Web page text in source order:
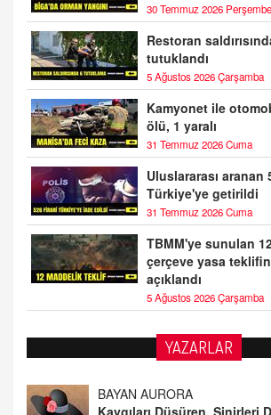
30 Temmuz 2026 Perşembe
Restoran
tutuklandı
5 Ağustos 2026 Çarşamba
Kamyonet ile
ölü, 1 yaralı
31 Temmuz 2026 Cuma
Uluslararası aranan
Türkiye'ye getirildi
31 Temmuz 2026 Cuma
TBMM'ye sunulan
çerçeve yasa
açıklandı
5 Ağustos 2026 Çarşamba
YAZARLAR
BAYAN AURORA
Kaygıları Düşüren, Sinirleri